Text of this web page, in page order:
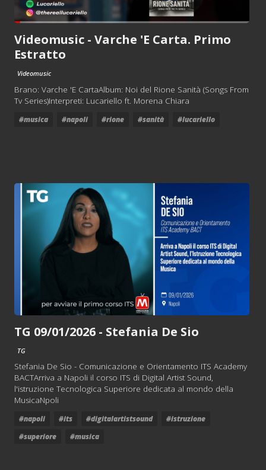
Videomusic - Varche 'E Carta. Primo
Estratto
Videomusic
Brano: Varche 'E CartaAlbum: Noi del Rione Sanità (Songs From
Tv Series)Interpreti: Lucariello ft. Morena Chiara
#musica #napoli #rione #sanità #lucariello
TG 09/01/2026 - Stefania De Sio
TG
Stefania De Sio - Comunicazione e Orientamento ITS Academy
BACTArriva a Napoli il corso ITS di Digital Artist Sound,
l'istruzione Tecnologica Superiore dedicata al mondo della
MusicaNpoli
#napoli #its #digitalartistsound
#istruzione
#superiore
#musica